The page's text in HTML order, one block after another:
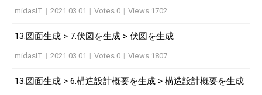
midasIT | 2021.03.01 | Votes 0 | Views 1702
13.図面生成 > 7.伏図を生成 > 伏図を生成
midasIT | 2021.03.01 | Votes 0 | Views 1807
13.図面生成 > 6.構造設計概要を生成 > 構造設計概要を生成